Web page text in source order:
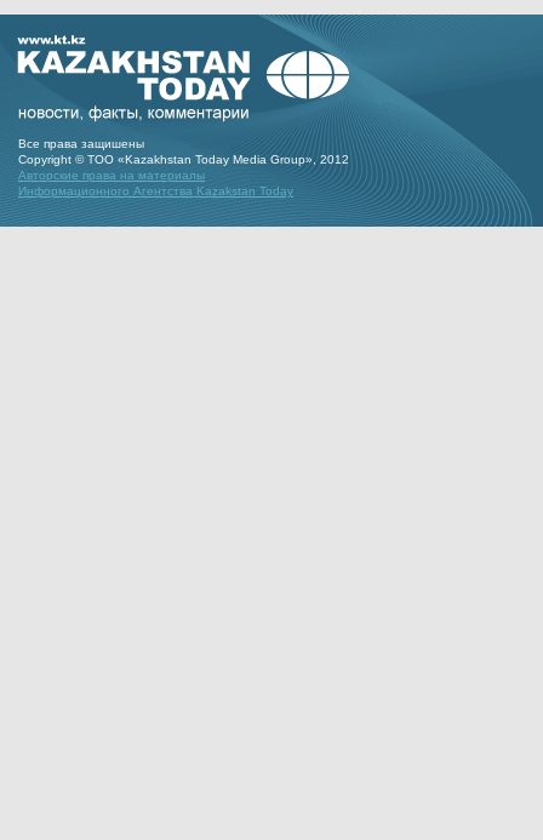
Все права защишены
Copyright © ТОО «Kazakhstan Today Media Group», 2012
Авторские права на материалы
Информационного Агентства Kazakstan Today